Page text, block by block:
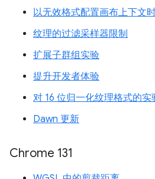
以无效格式配置画布上下文
纹理的过滤采样器限制
扩展子群组实验
提升开发者体验
对 16 位归一化纹理格式的实
Dawn 更新
Chrome 131